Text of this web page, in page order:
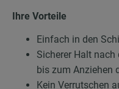
Ihre Vorteile
Einfach in den
Sicherer Halt
bis zum Anziehen
Kein Verrutschen